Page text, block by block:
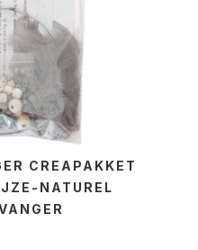
CREAPAKKET
NATUREL